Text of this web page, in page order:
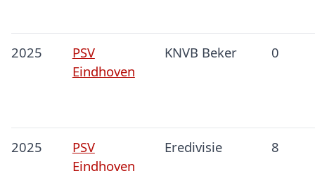
2025
PSV
Eindhoven
KNVB Beker 0
2025
PSV
Eindhoven
Eredivisie 8